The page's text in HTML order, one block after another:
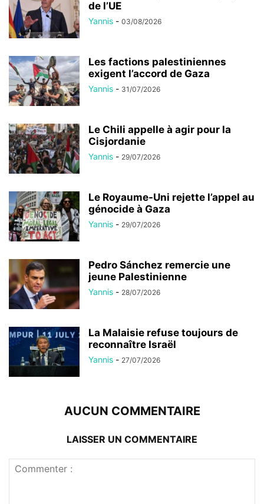
de l’UE
Yannis - 03/08/2026
Les factions palestiniennes
exigent l’accord de Gaza
Yannis - 31/07/2026
Le Chili appelle à agir pour la
Cisjordanie
Yannis - 29/07/2026
Le Royaume-Uni rejette l’appel au
génocide à Gaza
Yannis - 29/07/2026
Pedro Sánchez remercie une
jeune Palestinienne
Yannis - 28/07/2026
La Malaisie refuse toujours de
reconnaître Israël
Yannis - 27/07/2026
AUCUN COMMENTAIRE
LAISSER UN COMMENTAIRE